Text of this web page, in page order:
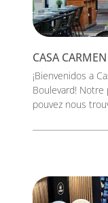
CASA CARMEN
¡Bienvenidos a
Boulevard!
pouvez nous